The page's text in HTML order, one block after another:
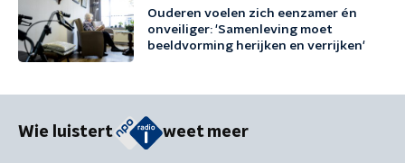
Ouderen voelen zich eenzamer én
onveiliger: 'Samenleving moet
beeldvorming herijken en verrijken'
Wie luistert weet meer